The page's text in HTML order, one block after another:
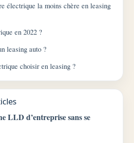
électrique la moins chère en leasing
en 2022 ?
leasing auto ?
choisir en leasing ?
LLD d’entreprise sans se